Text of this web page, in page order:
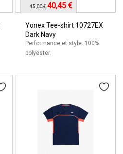
Yonex Tee-shirt 10727EX
Dark Navy
Performance et style. 100%
polyester.
45,00 € 40,45 €